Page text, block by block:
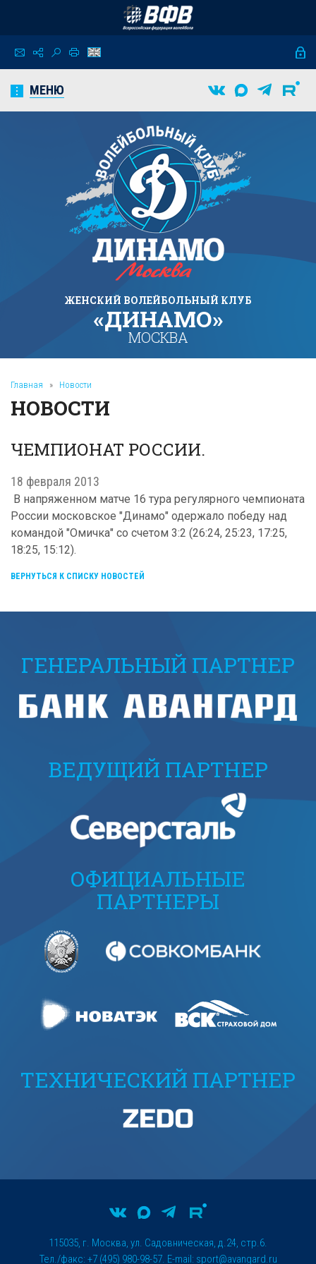
МЕНЮ
ЖЕНСКИЙ ВОЛЕЙБОЛЬНЫЙ КЛУБ
«ДИНАМО»
МОСКВА
Главная » Новости
НОВОСТИ
ЧЕМПИОНАТ РОССИИ.
18 февраля 2013
В напряженном матче 16 тура регулярного чемпионата
России московское "Динамо" одержало победу над
командой "Омичка" со счетом 3:2 (26:24, 25:23, 17:25,
18:25, 15:12).
ВЕРНУТЬСЯ К СПИСКУ НОВОСТЕЙ
ГЕНЕРАЛЬНЫЙ ПАРТНЕР
ВЕДУЩИЙ ПАРТНЕР
ОФИЦИАЛЬНЫЕ
ПАРТНЕРЫ
ТЕХНИЧЕСКИЙ ПАРТНЕР
115035, г. Москва, ул. Садовническая, д.24, стр.6.
Тел./факс: +7 (495) 980-98-57. E-mail: sport@avangard.ru